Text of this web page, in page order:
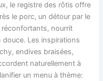
le registre des rôtis offre
le porc, un détour par le
réconfortants, nourrit
douce. Les inspirations
endives braisées,
naturellement à
un menu à thème: